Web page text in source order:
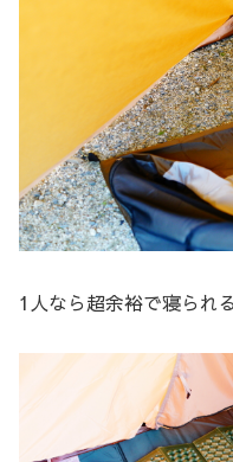
1人なら超余裕で寝られ